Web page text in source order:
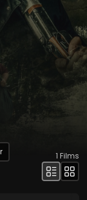
1 Films